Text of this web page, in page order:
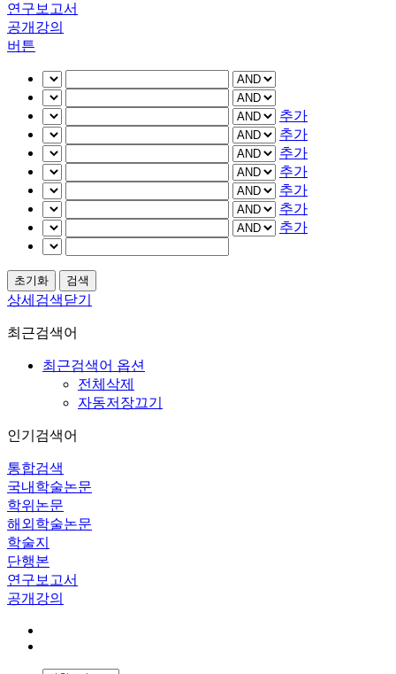
연구보고서
공개강의
버튼
추가
추가
추가
추가
추가
추가
추가
상세검색닫기
최근검색어
최근검색어 옵션
전체삭제
자동저장끄기
인기검색어
통합검색
국내학술논문
학위논문
해외학술논문
학술지
단행본
연구보고서
공개강의